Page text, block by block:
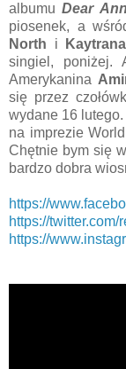
albumuDear
piosenek, a
North i
singiel, poniżej.
Amerykanina
się przez
wydane 16
na imprezie
Chętnie bym się
bardzo dobra
https://
https://twitter.com/
https://